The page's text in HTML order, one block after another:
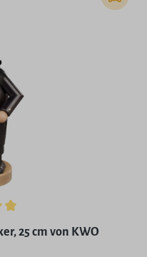
5 von 5 Sternen
25 cm von KWO